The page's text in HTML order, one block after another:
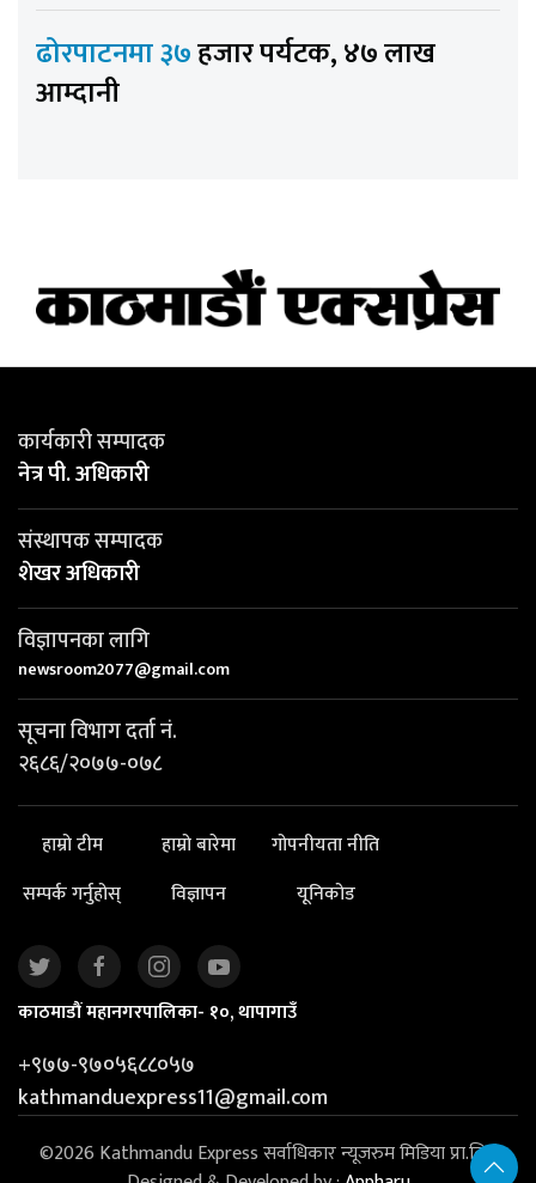
ढोरपाटनमा ३७हजार पर्यटक, ४७ लाख
आम्दानी
कार्यकारी सम्पादक
नेत्र पी. अधिकारी
संस्थापक सम्पादक
शेखर अधिकारी
विज्ञापनका लागि
newsroom2077@gmail.com
सूचना विभाग दर्ता नं.
२६८६/२०७७-०७८
हाम्रो टीम हाम्रो बारेमा
गोपनीयता नीति
सम्पर्क गर्नुहोस्
विज्ञापन यूनिकोड
काठमाडौं महानगरपालिका- १०, थापागाउँ
+९७७-९७०५६८८०५७
kathmanduexpress11@gmail.com
©2026 Kathmandu Express सर्वाधिकार न्यूजरुम मिडिया प्रा.लि. |